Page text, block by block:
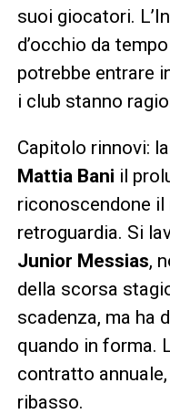
suoi giocatori.
d’occhio da tempo
potrebbe entrare
i club stanno
Capitolo rinnovi:
Mattia Bani il
riconoscendone il
retroguardia. Si
Junior Messias,
della scorsa
scadenza, ma ha
quando in forma.
contratto
ribasso.